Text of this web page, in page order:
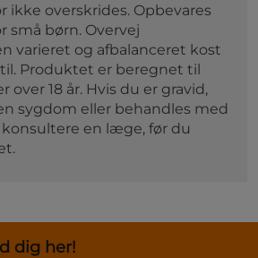
ikke overskrides. Opbevares
børn. Overvej
varieret og afbalanceret kost
Produktet er beregnet til
over 18 år. Hvis du er gravid,
sygdom eller behandles med
en læge, før du
dig her!